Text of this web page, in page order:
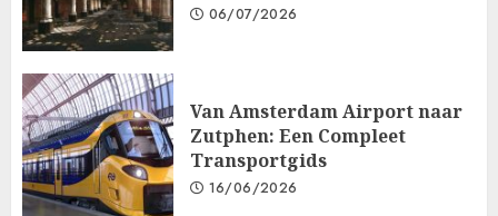
06/07/2026
Van Amsterdam Airport naar
Zutphen: Een Compleet
Transportgids
16/06/2026